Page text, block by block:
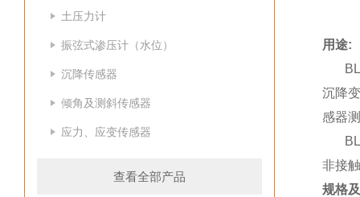
土压力计
振弦式渗压计（水位）
沉降传感器
倾角及测斜传感器
应力、应变传感器
查看全部产品
用途:
沉降
感器
非接
规格